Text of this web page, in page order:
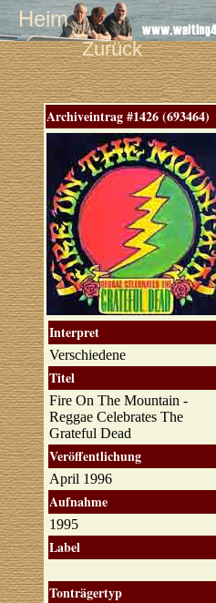
Heim
Zurück
Archiveintrag #1426 (693464)
Interpret
Verschiedene
Titel
Fire On The Mountain -
Reggae Celebrates The
Grateful Dead
Veröffentlichung
April 1996
Aufnahme
1995
Label
Tonträgertyp